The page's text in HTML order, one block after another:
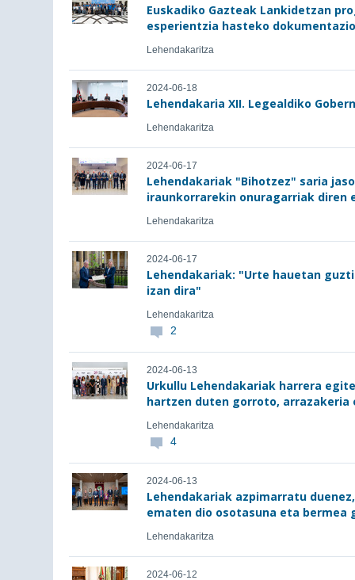
Euskadiko Gazteak Lankidetzan
esperientzia hasteko
Lehendakaritza
2024-06-18
Lehendakaria XII. Legealdiko
Lehendakaritza
2024-06-17
Lehendakariak "Bihotzez" saria
iraunkorrarekin onuragarriak
Lehendakaritza
2024-06-17
Lehendakariak: "Urte hauetan
izan dira"
Lehendakaritza
2
2024-06-13
Urkullu Lehendakariak harrera
hartzen duten gorroto, arrazakeria
Lehendakaritza
4
2024-06-13
Lehendakariak azpimarratu
ematen dio osotasuna eta bermea
Lehendakaritza
2024-06-12